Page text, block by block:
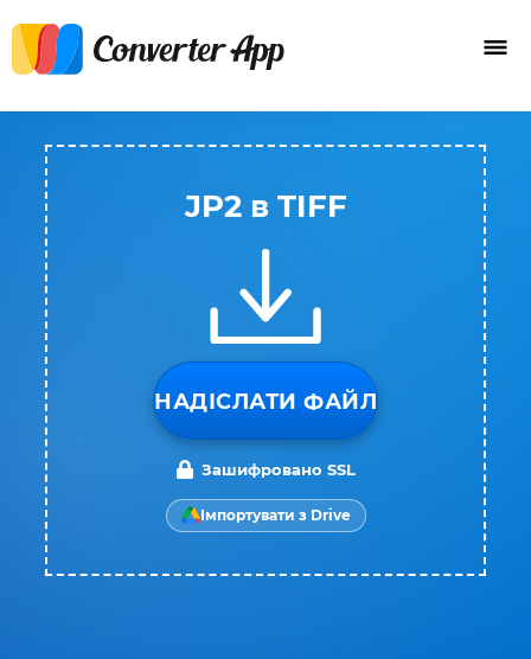
JP2 в TIFF
НАДІСЛАТИ ФАЙЛ
Зашифровано SSL
Імпортувати з Drive